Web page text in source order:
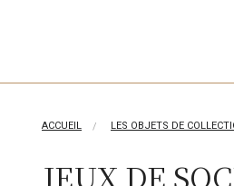
ACCUEIL LES OBJETS DE
JEUX DE